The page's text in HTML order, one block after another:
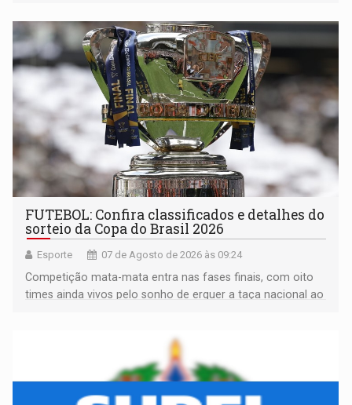
FUTEBOL: Confira classificados e detalhes do
sorteio da Copa do Brasil 2026
Esporte 07 de Agosto de 2026 às 09:24
Competição mata-mata entra nas fases finais, com oito
times ainda vivos pelo sonho de erguer a taça nacional ao